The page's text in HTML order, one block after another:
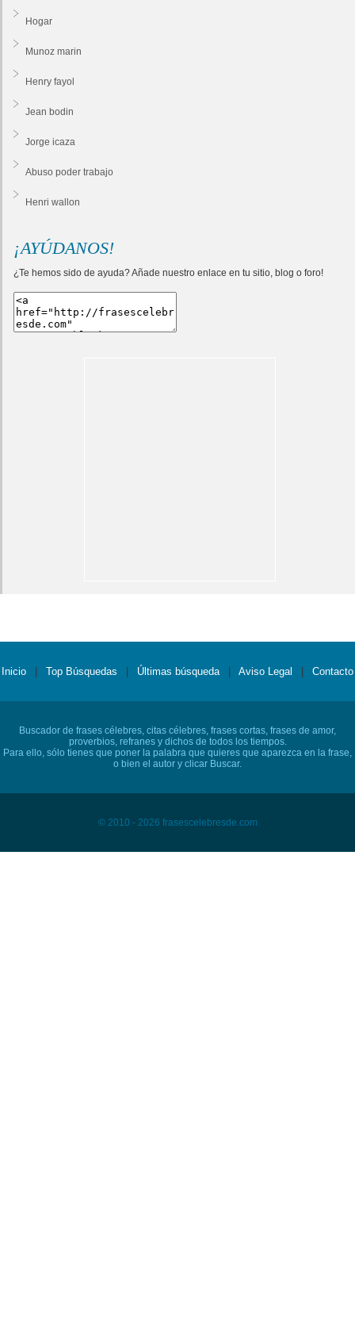
Hogar
Munoz marin
Henry fayol
Jean bodin
Jorge icaza
Abuso poder trabajo
Henri wallon
¡AYÚDANOS!
¿Te hemos sido de ayuda? Añade nuestro enlace en tu sitio, blog o foro!
Inicio Top Búsquedas Últimas búsqueda Aviso Legal Contacto
Buscador de frases célebres, citas célebres, frases cortas, frases de amor,
proverbios, refranes y dichos de todos los tiempos.
Para ello, sólo tienes que poner la palabra que quieres que aparezca en la frase,
o bien el autor y clicar Buscar.
© 2010 - 2026 frasescelebresde.com